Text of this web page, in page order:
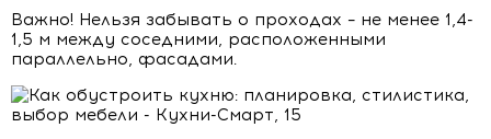
Важно! Нельзя забывать о проходах – не менее 1,4-
1,5 м между соседними, расположенными
параллельно, фасадами.